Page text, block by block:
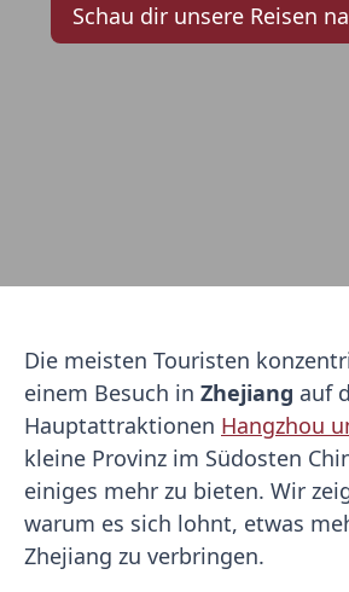
Schau dir unsere Reisen
Die meisten Touristen
einem Besuch in Zhejiang auf
Hauptattraktionen Hangzhou
kleine Provinz im Südosten
einiges mehr zu bieten. Wir
warum es sich lohnt, etwas
Zhejiang zu verbringen.